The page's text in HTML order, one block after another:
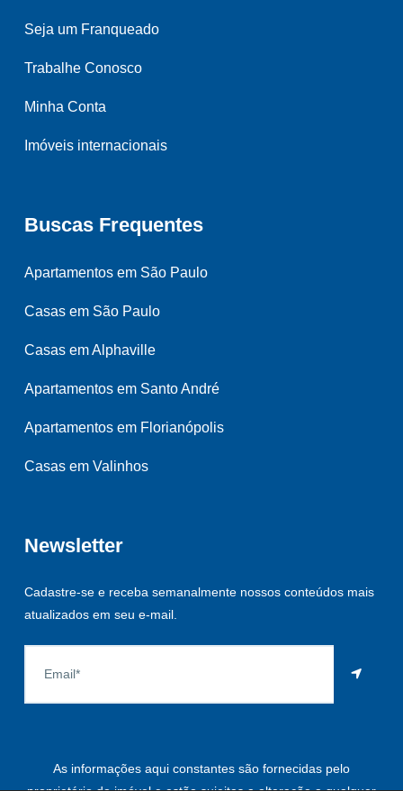
Seja um Franqueado
Trabalhe Conosco
Minha Conta
Imóveis internacionais
Buscas Frequentes
Apartamentos em São Paulo
Casas em São Paulo
Casas em Alphaville
Apartamentos em Santo André
Apartamentos em Florianópolis
Casas em Valinhos
Newsletter
Cadastre-se e receba semanalmente nossos conteúdos mais
atualizados em seu e-mail.
As informações aqui constantes são fornecidas pelo